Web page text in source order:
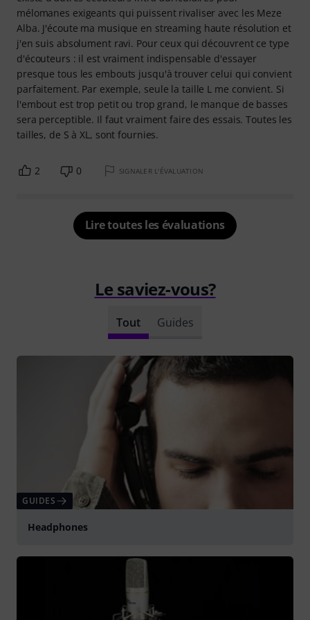
mélomanes exigeants qui puissent rivaliser avec les Meze
Alba. J'écoute ma musique en streaming haute résolution et
j'en suis absolument ravi. Pour ceux qui découvrent ce type
d'écouteurs : il est vraiment indispensable d'essayer
presque tous les embouts jusqu'à trouver celui qui convient
parfaitement. Par exemple, seule la taille L me convient. Si
l'embout est trop petit ou trop grand, le manque de basses
sera perceptible. Il faut vraiment faire des essais. Toutes les
tailles, de S à XL, sont fournies.
2 0 SIGNALER L'ÉVALUATION
Lire toutes les évaluations
Le saviez-vous?
Tout Guides
GUIDES
Headphones